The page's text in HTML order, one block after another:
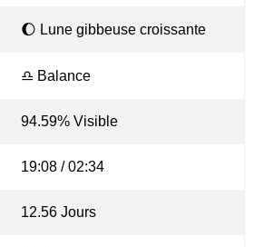
🌔 Lune gibbeuse croissante
♎ Balance
94.59% Visible
19:08 / 02:34
12.56 Jours